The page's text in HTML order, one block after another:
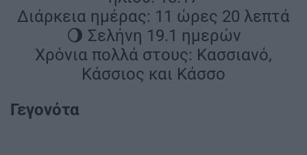
Διάρκεια ημέρας: 11 ώρες 20 λεπτά
🌖 Σελήνη 19.1 ημερών
Χρόνια πολλά στους: Κασσιανό,
Κάσσιος και Κάσσο
Γεγονότα